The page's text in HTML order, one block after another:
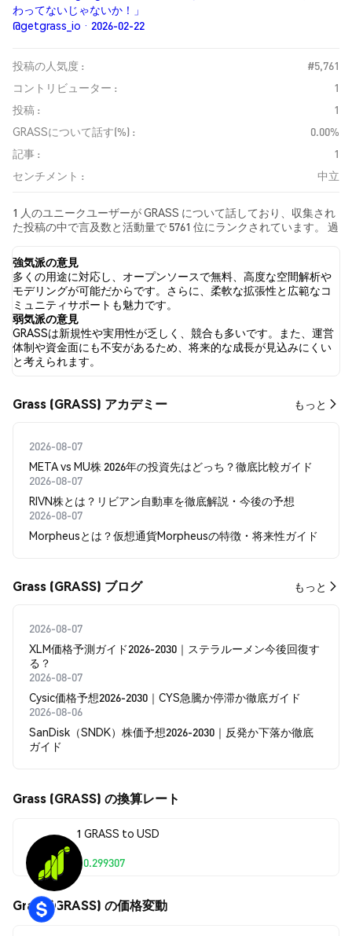
わってないじゃないか！」
@getgrass_io · 2026-02-22
投稿の人気度 :
#5,761
コントリビューター :
1
投稿 :
1
GRASSについて話す(%) :
0.00%
記事 :
1
センチメント :
中立
1 人のユニークユーザーが GRASS について話しており、収集され
た投稿の中で言及数と活動量で 5761 位にランクされています。 過
情は 中立 でした。 最後に、GRASS に関するニュース記事が 1 件
公開されました。 Twitterでは、NaN% のツイートが強気の感情
を示し、NaN% のツイートが弱気の感情を示しました。 NaN% の
ツイートは GRASS に対して中立的でした。 これらの感情分析は 0
件のツイートに基づいています。
強気派の意見
多くの用途に対応し、オープンソースで無料、高度な空間解析や
モデリングが可能だからです。さらに、柔軟な拡張性と広範なコ
ミュニティサポートも魅力です。
弱気派の意見
GRASSは新規性や実用性が乏しく、競合も多いです。また、運営
体制や資金面にも不安があるため、将来的な成長が見込みにくい
と考えられます。
Grass (GRASS) アカデミー もっと
2026-08-07
META vs MU株 2026年の投資先はどっち？徹底比較ガイド
2026-08-07
RIVN株とは？リビアン自動車を徹底解説・今後の予想
2026-08-07
Morpheusとは？仮想通貨Morpheusの特徴・将来性ガイド
Grass (GRASS) ブログ もっと
2026-08-07
XLM価格予測ガイド2026-2030｜ステラルーメン今後回復す
る？
2026-08-07
Cysic価格予想2026-2030｜CYS急騰か停滞か徹底ガイド
2026-08-06
SanDisk（SNDK）株価予想2026-2030｜反発か下落か徹底
ガイド
Grass (GRASS) の換算レート
1 GRASS to USD
$0.299307
Grass (GRASS) の価格変動